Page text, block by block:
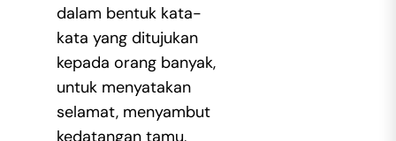
dalam bentuk kata-
kata yang ditujukan
kepada orang banyak,
untuk menyatakan
selamat, menyambut
kedatangan tamu,